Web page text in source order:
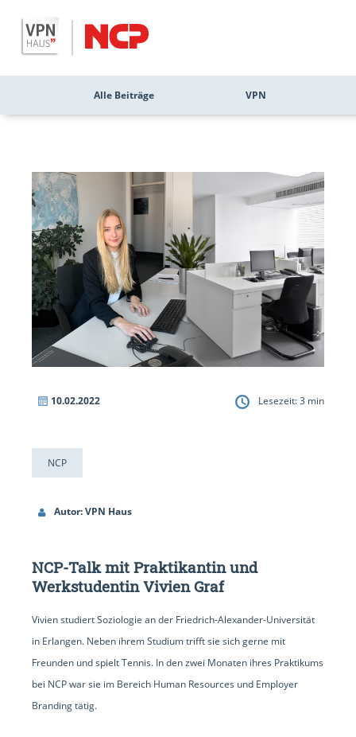
Alle Beiträge VPN
10.02.2022
NCP
Lesezeit:3 min
Autor: VPN Haus
NCP-Talk mit Praktikantin und
Werkstudentin Vivien Graf
Vivien studiert Soziologie an der Friedrich-Alexander-Universität
in Erlangen. Neben ihrem Studium trifft sie sich gerne mit
Freunden und spielt Tennis. In den zwei Monaten ihres Praktikums
bei NCP war sie im Bereich Human Resources und Employer
Branding tätig.